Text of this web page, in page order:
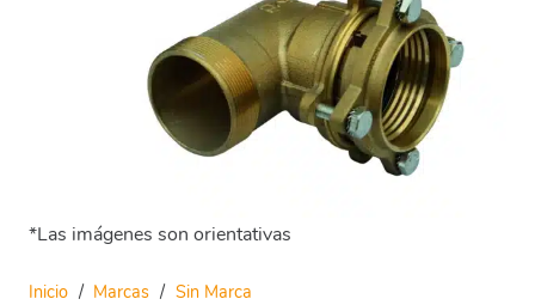
*Las imágenes son orientativas
Inicio / Marcas / Sin Marca